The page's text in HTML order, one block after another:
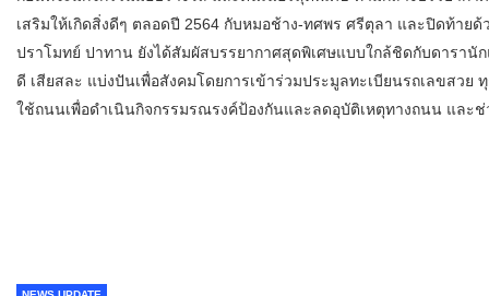
เสริมให้เกิดสิ่งดีๆ ตลอดปี 2564 กับหมอช้าง-ทศพร ศรีตุลา และปิดท้า
ปราโมทย์ ปาทาน ยังได้สัมผัสบรรยากาศสุดพิเศษแบบใกล้ชิดกับดารา
ดี เสียสละ แบ่งปันเพื่อสังคมโดยการเข้าร่วมประมูลทะเบียนรถเลขสวย
ใช้ถนนเพื่อดำเนินกิจกรรมรณรงค์ป้องกันและลดอุบัติเหตุทางถนน และ